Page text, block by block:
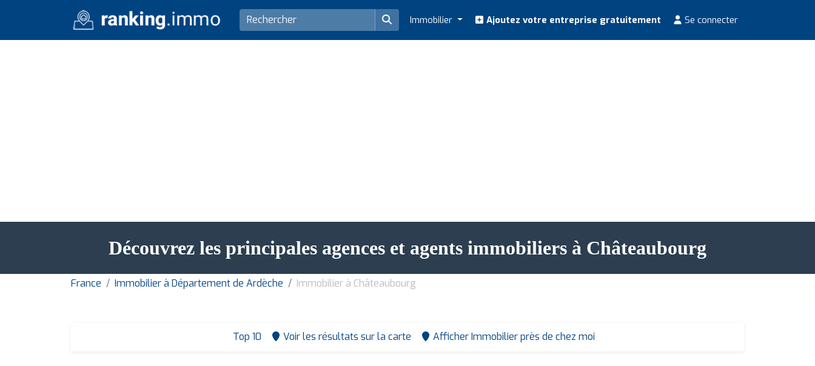
Immobilier Ajoutez votre entreprise gratuitement Se connecter
Découvrez les principales agences et agents immobiliers à Châteaubourg
France Immobilier à Département de Ardèche Immobilier à Châteaubourg
Top 10 Voir les résultats sur la carte Afficher Immobilier près de chez moi